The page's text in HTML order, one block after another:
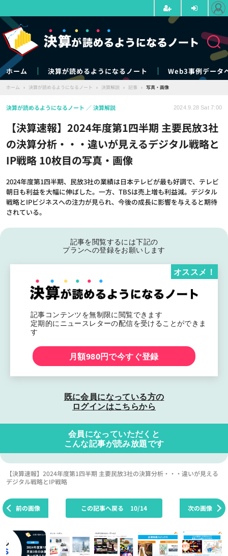
ホーム 決算が読めるようになるノート Web3事例データ
ホーム › 決算が読めるようになるノート › 決算解説 › 記事 › 写真・画像
【決算速報】2024年度第1四半期 主要民放3社
の決算分析・・・違いが見えるデジタル戦略と
IP戦略 10枚目の写真・画像
2024年度第1四半期、民放3社の業績は日本テレビが最も好調で、テレビ
朝日も利益を大幅に伸ばした。一方、TBSは売上増も利益減。デジタル
戦略とIPビジネスへの注力が見られ、今後の成長に影響を与えると期待
されている。
決算が読めるようになるノート 決算解説 2024.9.28 Sat 7:00
記事を閲覧するには下記の
プランへの登録をお願いします
記事コンテンツを無制限に閲覧できます
定期的にニュースレターの配信を受けることができま
す
オススメ！
月額980円で今すぐ登録
既に会員になっている方の
ログインはこちらから
会員になっていただくと
こんな記事が読み放題です
【決算速報】2024年度第1四半期 主要民放3社の決算分析・・・違いが見える
デジタル戦略とIP戦略
前の画像 次の画像
この記事へ戻る 10/14